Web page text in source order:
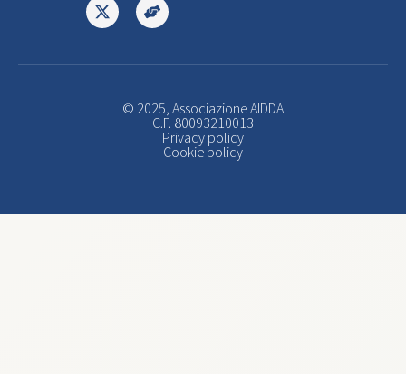
© 2025, Associazione AIDDA
C.F. 80093210013
Privacy policy
Cookie policy